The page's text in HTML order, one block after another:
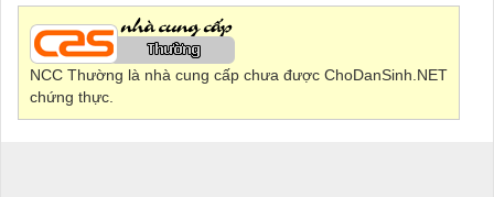
NCC Thường là nhà cung cấp chưa được ChoDanSinh.NET
chứng thực.